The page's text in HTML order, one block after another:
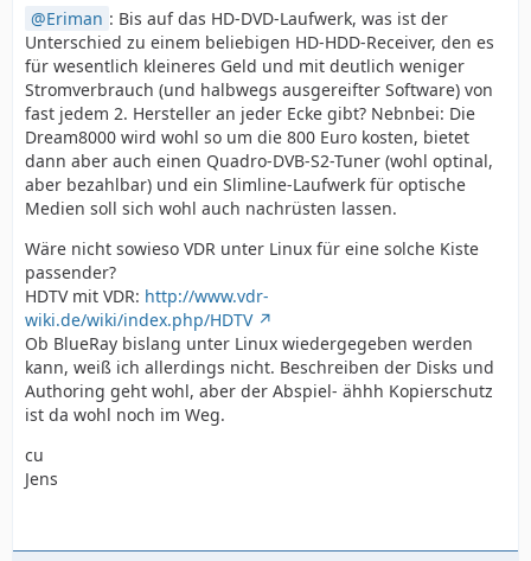
Eriman : Bis auf das HD-DVD-Laufwerk, was ist der
Unterschied zu einem beliebigen HD-HDD-Receiver, den es
für wesentlich kleineres Geld und mit deutlich weniger
Stromverbrauch (und halbwegs ausgereifter Software) von
fast jedem 2. Hersteller an jeder Ecke gibt? Nebnbei: Die
Dream8000 wird wohl so um die 800 Euro kosten, bietet
dann aber auch einen Quadro-DVB-S2-Tuner (wohl optinal,
aber bezahlbar) und ein Slimline-Laufwerk für optische
Medien soll sich wohl auch nachrüsten lassen.
Wäre nicht sowieso VDR unter Linux für eine solche Kiste
passender?
HDTV mit VDR: http://www.vdr-
wiki.de/wiki/index.php/HDTV
Ob BlueRay bislang unter Linux wiedergegeben werden
kann, weiß ich allerdings nicht. Beschreiben der Disks und
Authoring geht wohl, aber der Abspiel- ähhh Kopierschutz
ist da wohl noch im Weg.
cu
Jens